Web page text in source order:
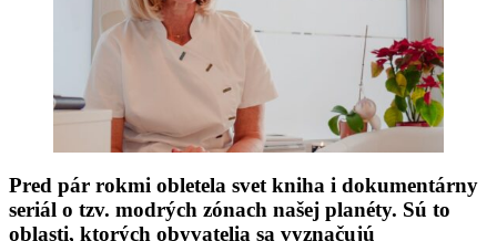
Pred pár rokmi obletela svet kniha i dokumentárny
seriál o tzv. modrých zónach našej planéty. Sú to
oblasti, ktorých obyvatelia sa vyznačujú